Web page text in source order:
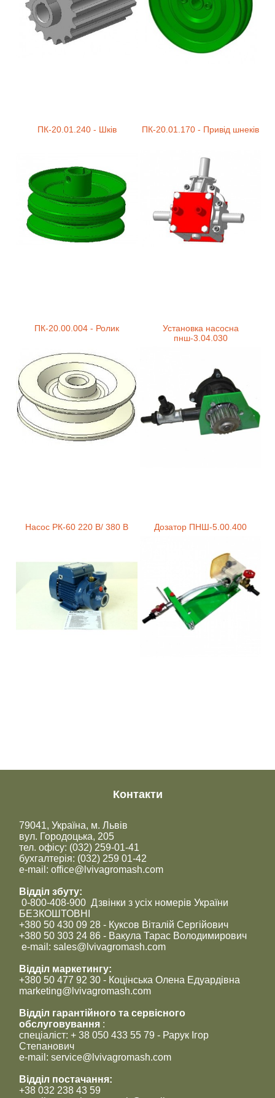
ПК-20.01.240 - Шків ПК-20.01.170 - Привід шнеків
ПК-20.00.004 - Ролик
Установка насосна
пнш-3.04.030
Насос РК-60 220 В/ 380 В Дозатор ПНШ-5.00.400
Контакти
79041, Україна, м. Львів
вул. Городоцька, 205
тел. офісу: (032) 259-01-41
бухгалтерія: (032) 259 01-42
e-mail: office@lvivagromash.com
Відділ збуту:
0-800-408-900 Дзвінки з усіх номерів України
БЕЗКОШТОВНІ
+380 50 430 09 28 - Куксов Віталій Сергійович
+380 50 303 24 86 - Вакула Тарас Володимирович
e-mail: sales@lvivagromash.com
Відділ маркетингу:
+380 50 477 92 30 - Коцінська Олена Едуардівна
marketing@lvivagromash.com
Відділ гарантійного та сервісного
обслуговування :
спеціаліст: + 38 050 433 55 79 - Рарук Ігор
Степанович
e-mail: service@lvivagromash.com
Відділ постачання:
+38 032 238 43 59